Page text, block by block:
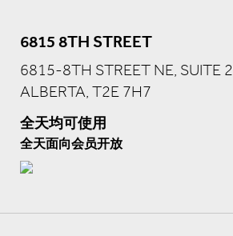
6815 8TH STREET
6815-8TH STREET NE, SUITE
ALBERTA, T2E 7H7
全天均可使用
全天面向会员开放